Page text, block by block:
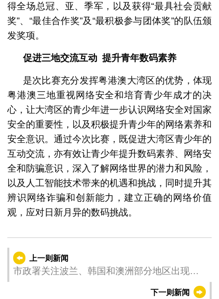
得全场总冠、亚、季军，以及获得“最具社会贡献
奖”、“最佳合作奖”及“最积极参与团体奖”的队伍颁
发奖项。
促进三地交流互动 提升青年数码素养
是次比赛充分发挥粤港澳大湾区的优势，体现
粤港澳三地重视网络安全和培育青少年成才的决
心，让大湾区的青少年进一步认识网络安全对国家
安全的重要性，以及积极提升青少年的网络素养和
安全意识。通过今次比赛，既促进大湾区青少年的
互动交流，亦有效让青少年提升数码素养、网络安
全和防骗意识，深入了解网络世界的潜力和风险，
以及人工智能技术带来的机遇和挑战，同时提升其
辨识网络诈骗和创新能力，建立正确的网络价值
观，应对日新月异的数码挑战。
上一则新闻
市政署关注波兰、韩国和澳洲部分地区出现高
下一则新闻